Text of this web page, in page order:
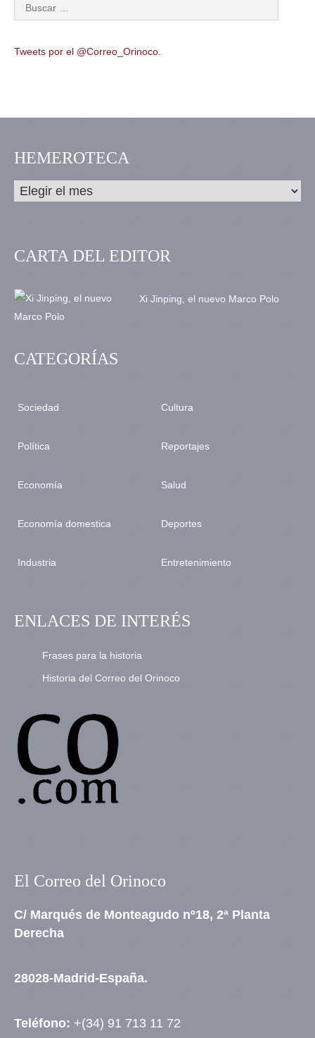
Tweets por el @Correo_Orinoco.
HEMEROTECA
CARTA DEL EDITOR
Xi Jinping, el nuevo Marco Polo
CATEGORÍAS
Sociedad
Política
Economía
Economía domestica
Industria
Cultura
Reportajes
Salud
Deportes
Entretenimiento
ENLACES DE INTERÉS
Frases para la historia
Historia del Correo del Orinoco
El Correo del Orinoco
C/ Marqués de Monteagudo nº18, 2ª Planta
Derecha
28028-Madrid-España.
Teléfono: +(34) 91 713 11 72